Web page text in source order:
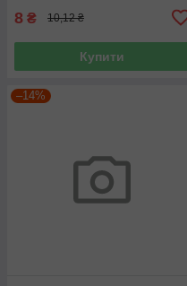
8 ₴ 10,12 ₴
Купити
–14%